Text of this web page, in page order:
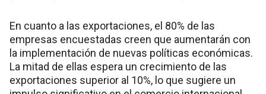
En cuanto a las exportaciones, el 80% de las
empresas encuestadas creen que aumentarán con
la implementación de nuevas políticas económicas.
La mitad de ellas espera un crecimiento de las
exportaciones superior al 10%, lo que sugiere un